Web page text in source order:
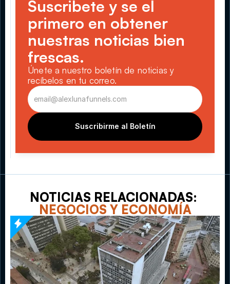
Suscribete y se el
primero en obtener
nuestras noticias bien
frescas.
Únete a nuestro boletín de noticias y
recíbelos en tu correo.
Suscribirme al Boletín
NOTICIAS RELACIONADAS:
NEGOCIOS Y ECONOMÍA